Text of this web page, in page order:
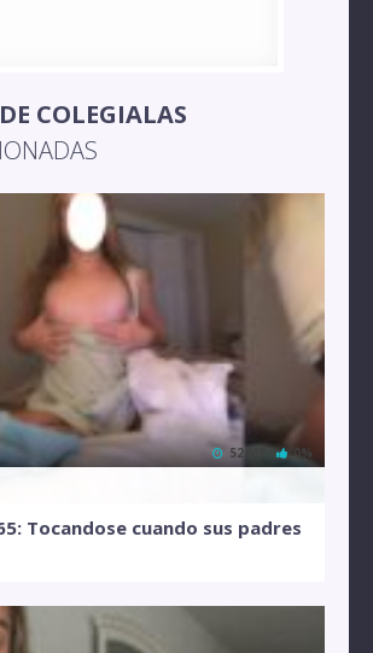
COLEGIALAS
52 MB 0%
Tocandose cuando sus padres